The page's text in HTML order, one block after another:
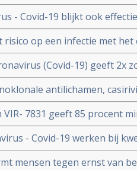
anders dan
- Covid-19 blijkt ook
die
risico op een infectie met
infectie beschermt echter
aan uit Israel
(Covid-19) geeft 2x
dan de Alpha mutatie.
antilichamen,
19 patienten die zelf
7831 geeft 85 procent
het coronavirus - COVID-
- Covid-19 werken bij
blijkt uit groot
mensen tegen ernst van